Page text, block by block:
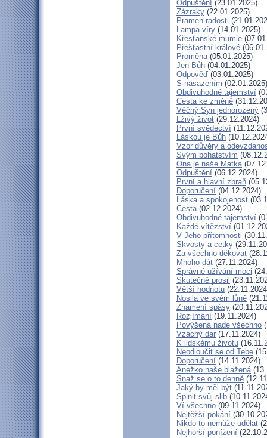
Odpuštění (23.01.2025)
Zázraky (22.01.2025)
Pramen radosti
Lampa víry (14.01.2025)
Křesťanské mumie
Přešťastní králové
Proměna(05.01.2025)
Jen Bůh (04.01.2025)
Odpověď (03.01.2025)
S nasazením (02.01.2025)
Obdivuhodné tajemství
Cesta ke změně
Věčný Syn jednorozený
Lživý život (29.12.2024)
První svědectví
Láskou je Bůh
Vzor důvěry a
Svým bohatstvím
Ona je naše Matka
Odpuštění (06.12.2024)
První a hlavní zbraň
Doporučení (04.12.2024)
Láska a spokojenost
Cesta(02.12.2024)
Obdivuhodné tajemství
Každé vítězství
V Jeho přítomnosti
Skvosty a cetky
Za všechno děkovat
Mnoho dát (27.11.2024)
Správné užívání moci
Skutečně prosil
Větší hodnotu
Nosila ve svém lůně
Znamení spásy
Rozjímání (19.11.2024)
Povýšená nade všechno
Vzácný dar (17.11.2024)
K lidskému životu
Neodloučit se od Tebe
Doporučení (14.11.2024)
Anežko naše blažená
Snaž se o to denně
Jaký by měl být
Splnit svůj slib
Ví všechno (09.11.2024)
Nejtěžší pokání
Nikdo to nemůže udělat
Nejhorší ponížení